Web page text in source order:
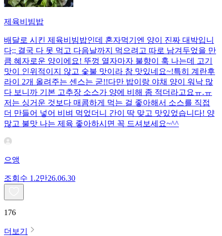
제육비빔밥
배달로 시킨 제육비빔밥인데 혼자먹기엔 양이 진짜 대박입니
다;; 결국 다 못 먹고 다음날까지 먹으려고 따로 남겨두었을 만
큼 혜자로운 양이에요! 뚜껑 열자마자 불향이 훅 나는데 고기
맛이 인위적이지 않고 숯불 맛이라 참 맛있네요~!특히 계란후
라이 2개 올려주는 센스는 굳!! ​다만 밥이랑 야채 양이 워낙 많
다 보니까 기본 고추장 소스가 양에 비해 좀 적더라고요ㅠ.ㅠ
저는 싱거운 것보다 매콤하게 먹는 걸 좋아해서 소스를 직접
더 만들어 넣어 비벼 먹었더니 간이 딱 맞고 맛있었습니다! 양
많고 불맛 나는 제육 좋아하시면 꼭 드셔보세요~^^
으앵
조회수 1.2만26.06.30
176
더보기